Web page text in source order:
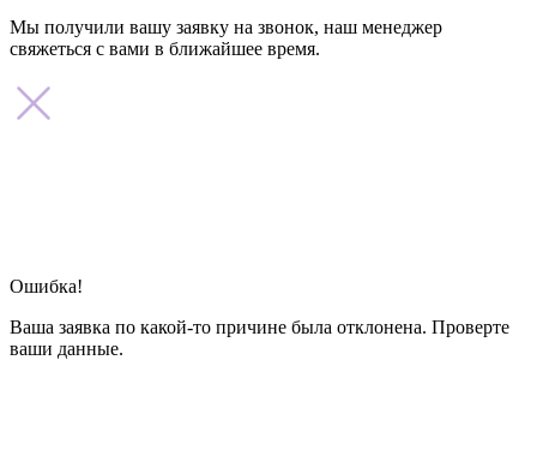
Мы получили вашу заявку на звонок, наш менеджер
свяжеться с вами в ближайшее время.
Ошибка!
Ваша заявка по какой-то причине была отклонена. Проверте
ваши данные.